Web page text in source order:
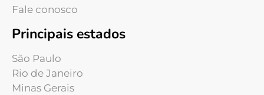
Fale conosco
Principais estados
São Paulo
Rio de Janeiro
Minas Gerais